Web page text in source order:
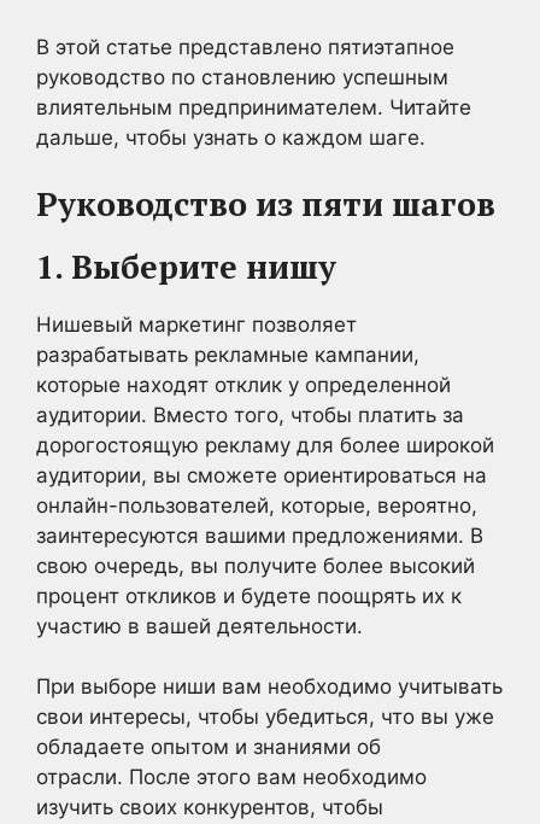
В этой статье представлено пятиэтапное
руководство по становлению успешным
влиятельным предпринимателем. Читайте
дальше, чтобы узнать о каждом шаге.
Руководство из пяти шагов
1. Выберите нишу
Нишевый маркетинг позволяет
разрабатывать рекламные кампании,
которые находят отклик у определенной
аудитории. Вместо того, чтобы платить за
дорогостоящую рекламу для более широкой
аудитории, вы сможете ориентироваться на
онлайн-пользователей, которые, вероятно,
заинтересуются вашими предложениями. В
свою очередь, вы получите более высокий
процент откликов и будете поощрять их к
участию в вашей деятельности.
При выборе ниши вам необходимо учитывать
свои интересы, чтобы убедиться, что вы уже
обладаете опытом и знаниями об
отрасли. После этого вам необходимо
изучить своих конкурентов, чтобы